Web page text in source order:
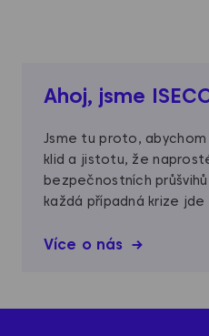
Ahoj, jsme
Jsme tu proto, abychom
klid a jistotu, že
bezpečnostních
každá případná krize jde
Více o nás